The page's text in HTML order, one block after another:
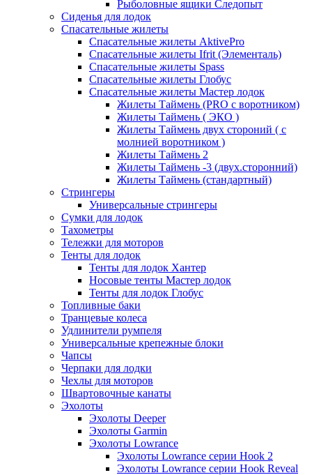
Рыболовные ящики Следопыт
Сиденья для лодок
Спасательные жилеты
Спасательные жилеты AktivePro
Спасательные жилеты Ifrit (Элементаль)
Спасательные жилеты Spass
Спасательные жилеты Глобус
Спасательные жилеты Мастер лодок
Жилеты Таймень (PRO c воротником)
Жилеты Таймень ( ЭКО )
Жилеты Таймень двух стороний ( с
молнией воротником )
Жилеты Таймень 2
Жилеты Таймень -3 (двух.сторонний)
Жилеты Таймень (стандартный)
Стрингеры
Универсальные стрингеры
Сумки для лодок
Тахометры
Тележки для моторов
Тенты для лодок
Тенты для лодок Хантер
Носовые тенты Мастер лодок
Тенты для лодок Глобус
Топливные баки
Транцевые колеса
Удлинители румпеля
Универсальные крепежные блоки
Чапсы
Черпаки для лодки
Чехлы для моторов
Швартовочные канаты
Эхолоты
Эхолоты Deeper
Эхолоты Garmin
Эхолоты Lowrance
Эхолоты Lowrance серии Hook 2
Эхолоты Lowrance серии Hook Reveal